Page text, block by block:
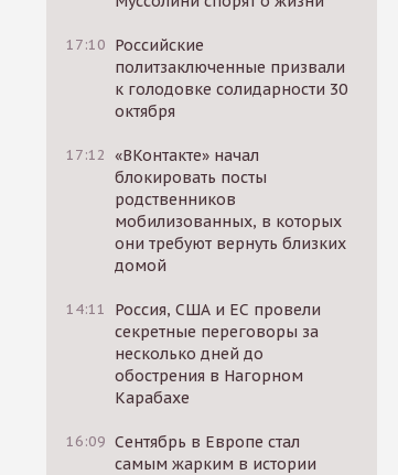
17:10 Российские
политзаключенные призвали
к голодовке солидарности 30
октября
17:12 «ВКонтакте» начал
блокировать посты
родственников
мобилизованных, в которых
они требуют вернуть близких
домой
14:11
Россия, США и ЕС провели
секретные переговоры за
несколько дней до
обострения в Нагорном
Карабахе
16:09 Сентябрь в Европе стал
самым жарким в истории